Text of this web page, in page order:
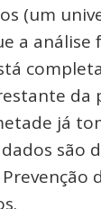
(um
a análise
da
já
são